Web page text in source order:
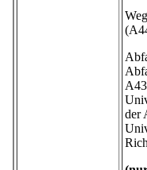
der